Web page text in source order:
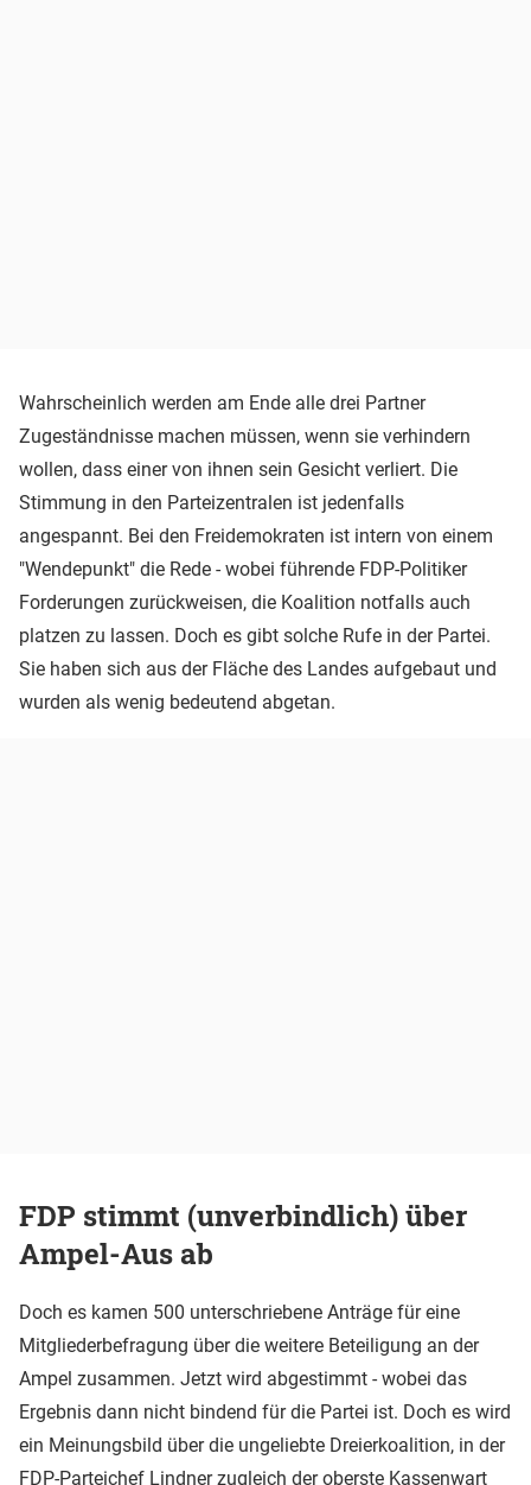
Wahrscheinlich werden am Ende alle drei Partner
Zugeständnisse machen müssen, wenn sie verhindern
wollen, dass einer von ihnen sein Gesicht verliert. Die
Stimmung in den Parteizentralen ist jedenfalls
angespannt. Bei den Freidemokraten ist intern von einem
"Wendepunkt" die Rede - wobei führende FDP-Politiker
Forderungen zurückweisen, die Koalition notfalls auch
platzen zu lassen. Doch es gibt solche Rufe in der Partei.
Sie haben sich aus der Fläche des Landes aufgebaut und
wurden als wenig bedeutend abgetan.
FDP stimmt (unverbindlich) über
Ampel-Aus ab
Doch es kamen 500 unterschriebene Anträge für eine
Mitgliederbefragung über die weitere Beteiligung an der
Ampel zusammen. Jetzt wird abgestimmt - wobei das
Ergebnis dann nicht bindend für die Partei ist. Doch es wird
ein Meinungsbild über die ungeliebte Dreierkoalition, in der
FDP-Parteichef Lindner zugleich der oberste Kassenwart